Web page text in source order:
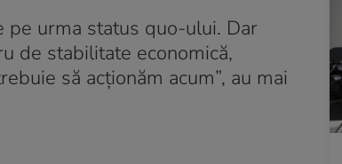
pe urma status quo-ului. Dar
de stabilitate economică,
să acționăm acum”, au mai